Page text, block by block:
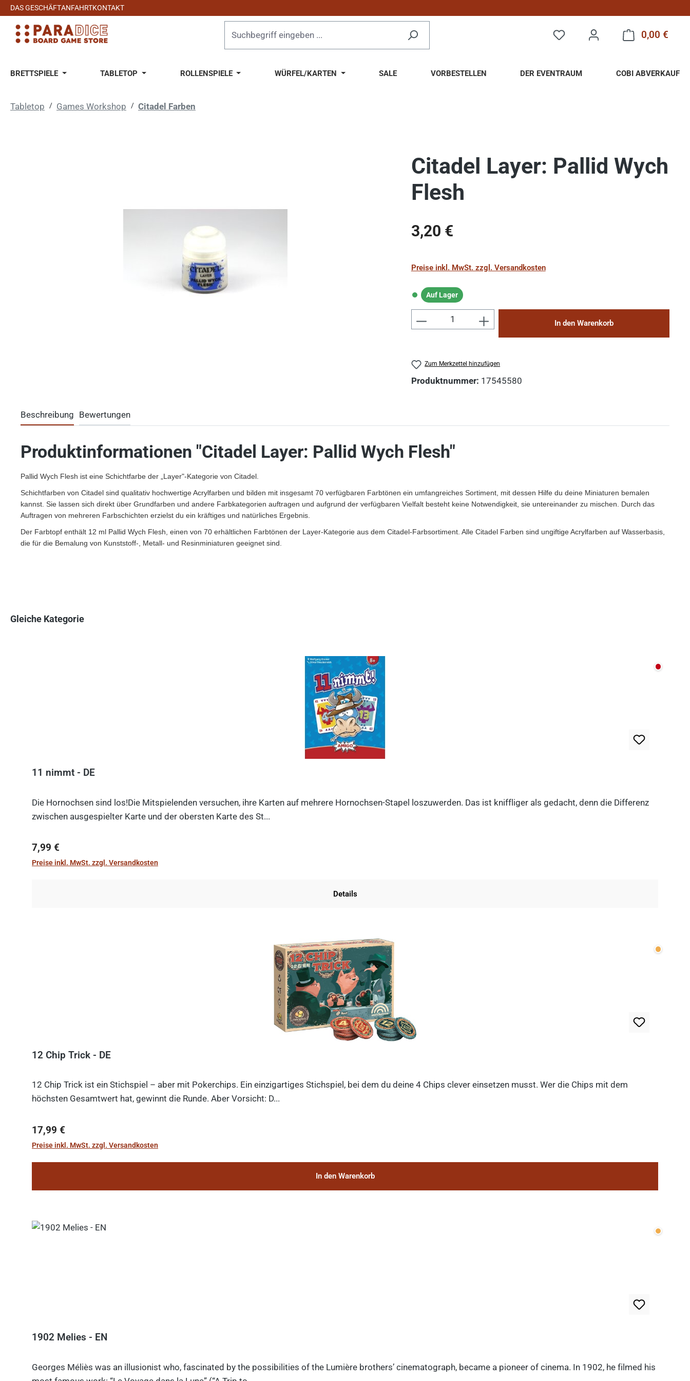
Hauptinhalt springen
Zur Suche springen
Zur Hauptnavigation springen
DAS GESCHÄFTANFAHRTKONTAKT
0,00 €
BRETTSPIELE TABLETOP ROLLENSPIELE WÜRFEL/KARTEN SALE VORBESTELLEN DER EVENTRAUM COBI ABVERKAUF
Tabletop / Games Workshop / Citadel Farben
Citadel Layer: Pallid Wych
Flesh
Regulärer Preis:
3,20 €
Preise inkl. MwSt. zzgl. Versandkosten
Auf Lager
Auf Lager
Produkt Anzahl: Gib den gewünschten Wert
In den Warenkorb
Zum Merkzettel hinzufügen
Produktnummer: 17545580
Beschreibung Bewertungen
Produktinformationen "Citadel Layer: Pallid Wych Flesh"
Pallid Wych Flesh ist eine Schichtfarbe der „Layer"-Kategorie von Citadel.
Schichtfarben von Citadel sind qualitativ hochwertige Acrylfarben und bilden mit insgesamt 70 verfügbaren Farbtönen ein umfangreiches Sortiment, mit dessen Hilfe du deine Miniaturen bemalen
kannst. Sie lassen sich direkt über Grundfarben und andere Farbkategorien auftragen und aufgrund der verfügbaren Vielfalt besteht keine Notwendigkeit, sie untereinander zu mischen. Durch das
Auftragen von mehreren Farbschichten erzielst du ein kräftiges und natürliches Ergebnis.
Der Farbtopf enthält 12 ml Pallid Wych Flesh, einen von 70 erhältlichen Farbtönen der Layer-Kategorie aus dem Citadel-Farbsortiment. Alle Citadel Farben sind ungiftige Acrylfarben auf Wasserbasis,
die für die Bemalung von Kunststoff-, Metall- und Resinminiaturen geeignet sind.
Gleiche Kategorie
Nicht
11 nimmt - DE
Die Hornochsen sind los!Die Mitspielenden versuchen, ihre Karten auf mehrere Hornochsen-Stapel loszuwerden. Das ist kniffliger als gedacht, denn die Differenz
zwischen ausgespielter Karte und der obersten Karte des St...
Regulärer Preis:
7,99 €
Preise inkl. MwSt. zzgl. Versandkosten
Details
Wenige
12 Chip Trick - DE
12 Chip Trick ist ein Stichspiel – aber mit Pokerchips. Ein einzigartiges Stichspiel, bei dem du deine 4 Chips clever einsetzen musst. Wer die Chips mit dem
höchsten Gesamtwert hat, gewinnt die Runde. Aber Vorsicht: D...
Regulärer Preis:
17,99 €
Preise inkl. MwSt. zzgl. Versandkosten
In den Warenkorb
Wenige
1902 Melies - EN
Georges Méliès was an illusionist who, fascinated by the possibilities of the Lumière brothers’ cinematograph, became a pioneer of cinema. In 1902, he filmed his